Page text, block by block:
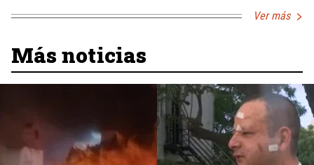
Ver más
Más noticias